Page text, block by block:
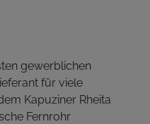
gewerblichen
für viele
Kapuziner Rheita
Fernrohr